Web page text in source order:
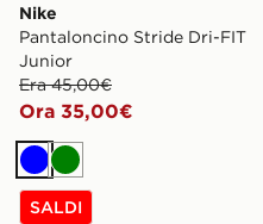
Nike
Pantaloncino Stride Dri-FIT
Junior
Era 45,00€
Ora 35,00€
BluVerde
SALDI